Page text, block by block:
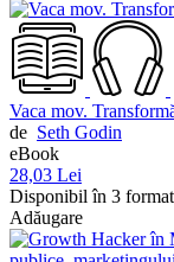
Vaca mov.
de Seth Godin
eBook
28,03 Lei
Disponibil în 3
Adăugare